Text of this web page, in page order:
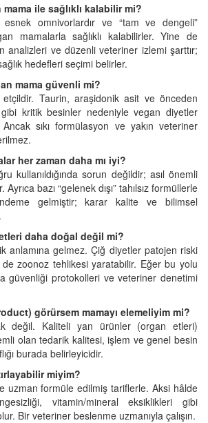
ile sağlıklı kalabilir mi?
omnivorlardır ve “tam ve dengeli”
mamalarla sağlıklı kalabilirler. Yine de
analizleri ve düzenli veteriner izlemi şarttır;
hedefleri seçimi belirler.
mama güvenli mi?
Taurin, araşidonik asit ve önceden
kritik besinler nedeniyle vegan diyetler
sıkı formülasyon ve yakın veteriner
her zaman daha mı iyi?
kullanıldığında sorun değildir; asıl önemli
bazı “gelenek dışı” tahılsız formüllerle
gelmiştir; karar kalite ve bilimsel
daha doğal değil mi?
anlamına gelmez. Çiğ diyetler patojen riski
de zoonoz tehlikesi yaratabilir. Eğer bu yolu
güvenliği protokolleri ve veteriner denetimi
görürsem mamayı elemeliyim mi?
değil. Kaliteli yan ürünler (organ etleri)
olan tedarik kalitesi, işlem ve genel besin
burada belirleyicidir.
miyim?
uzman formüle edilmiş tariflerle. Aksi hâlde
vitamin/mineral eksiklikleri gibi
Bir veteriner beslenme uzmanıyla çalışın.